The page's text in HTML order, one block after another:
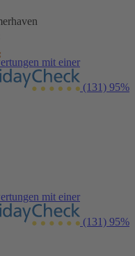
mit einer
(131) 95%
mit einer
(131) 95%